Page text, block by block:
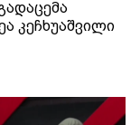
კეჩხუაშვილი